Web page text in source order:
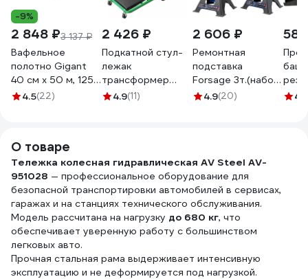
-9%
2 848 ₽3 137 ₽
Вафельное
полотно Gigant
40 см х 50 м, 125
г/м2 GVL-200
4.5(22)
2 426 ₽
Подкатной стул-
лежак
трансформер
Forsland на 6-ти
4.9(11)
2 606 ₽
Ремонтная
подставка
Forsage 3т.(набор
2шт.) F-
4.9(20)
581
4.6
О товаре
Тележка колесная гидравлическая AV Steel AV-
951028 — профессиональное оборудование для
безопасной транспортировки автомобилей в сервисах,
гаражах и на станциях технического обслуживания.
Модель рассчитана на нагрузку до 680 кг, что
обеспечивает уверенную работу с большинством
легковых авто.
Прочная стальная рама выдерживает интенсивную
эксплуатацию и не деформируется под нагрузкой.